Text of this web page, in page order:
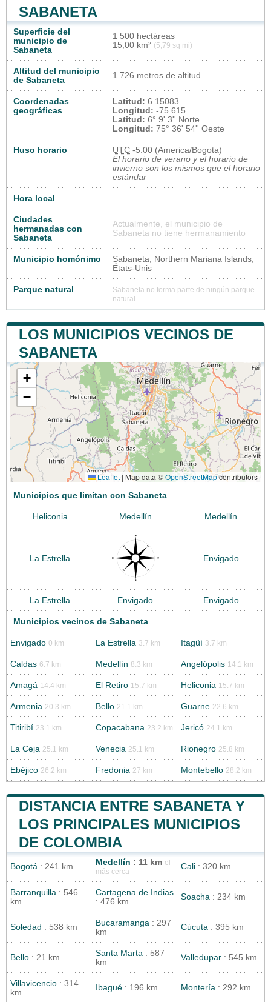
SABANETA
Superficie del
municipio de
Sabaneta
1 500 hectáreas
15,00 km² (5,79 sq mi)
Altitud del municipio
de Sabaneta
1 726 metros de altitud
Coordenadas
geográficas
Latitud: 6.15083
Longitud: -75.615
Latitud: 6° 9' 3'' Norte
Longitud: 75° 36' 54'' Oeste
Huso horario UTC -5:00 (America/Bogota)
El horario de verano y el horario de
invierno son los mismos que el horario
estándar
Hora local
Ciudades
hermanadas con
Sabaneta
Actualmente, el municipio de
Sabaneta no tiene hermanamiento
Municipio homónimo
Sabaneta, Northern Mariana Islands,
États-Unis
Parque natural
Sabaneta no forma parte de ningún parque
natural
LOS MUNICIPIOS VECINOS DE
SABANETA
+
−
Leaflet | Map data ©OpenStreetMapcontributors
Municipios que limitan con Sabaneta
Heliconia Medellín Medellín
La Estrella Envigado
La Estrella Envigado Envigado
Municipios vecinos de Sabaneta
Envigado 0 km La Estrella 3.7 km Itagüí 3.7 km
Caldas 6.7 km Medellín 8.3 km Angelópolis 14.1 km
Amagá 14.4 km El Retiro 15.7 km Heliconia 15.7 km
Armenia 20.3 km Bello 21.1 km Guarne 22.6 km
Titiribí 23.1 km Copacabana 23.2 km Jericó 24.1 km
La Ceja 25.1 km Venecia 25.1 km Rionegro 25.8 km
Ebéjico 26.2 km Fredonia 27 km Montebello 28.2 km
DISTANCIA ENTRE SABANETA Y
LOS PRINCIPALES MUNICIPIOS
DE COLOMBIA
Bogotá : 241 km Medellín : 11 km el
más cerca
Cali : 320 km
Barranquilla : 546
km
Cartagena de Indias
: 476 km
Soacha : 234 km
Soledad : 538 km Bucaramanga : 297
km
Cúcuta : 395 km
Bello : 21 km Santa Marta : 587
km
Valledupar : 545 km
Villavicencio : 314
km
Ibagué : 196 km Montería : 292 km